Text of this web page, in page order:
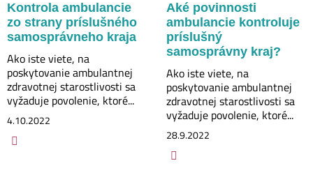
Kontrola ambulancie
zo strany príslušného
samosprávneho kraja
Ako iste viete, na
poskytovanie ambulantnej
zdravotnej starostlivosti sa
vyžaduje povolenie, ktoré...
4.10.2022
Aké povinnosti
ambulancie kontroluje
príslušný
samosprávny kraj?
Ako iste viete, na
poskytovanie ambulantnej
zdravotnej starostlivosti sa
vyžaduje povolenie, ktoré...
28.9.2022